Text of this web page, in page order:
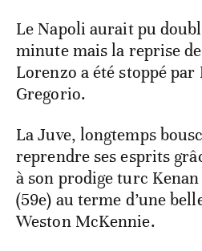
Le Napoli aurait pu
minute mais la reprise
Lorenzo a été stoppé
Gregorio.
La Juve, longtemps
reprendre ses esprits
à son prodige turc
(59e) au terme d’une
Weston McKennie.